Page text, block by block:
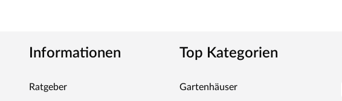
Informationen
Ratgeber
Top Kategorien
Gartenhäuser